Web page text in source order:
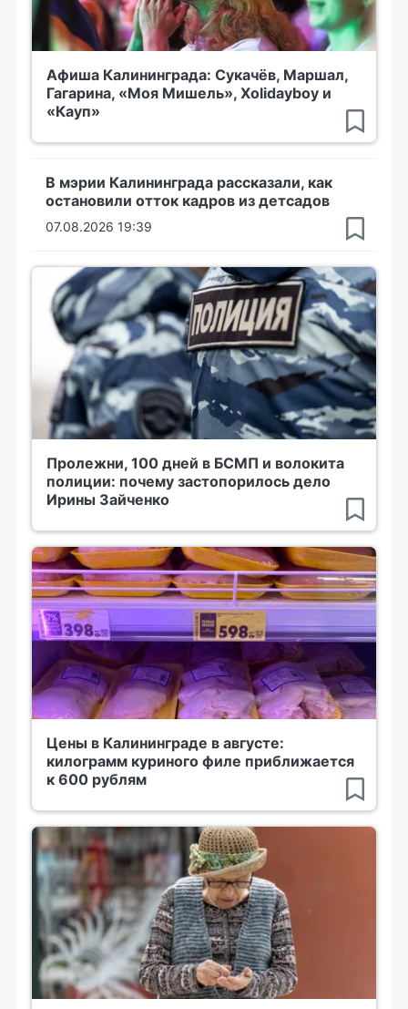
Афиша Калининграда: Сукачёв, Маршал,
Гагарина, «Моя Мишель», Xolidayboy и
«Кауп»
В мэрии Калининграда рассказали, как
остановили отток кадров из детсадов
07.08.2026 19:39
Пролежни, 100 дней в БСМП и волокита
полиции: почему застопорилось дело
Ирины Зайченко
Цены в Калининграде в августе:
килограмм куриного филе приближается
к 600 рублям